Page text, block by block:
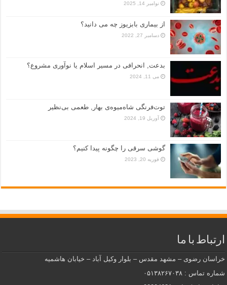
نوامبر 14, 2025
از بیماری بابزیوز چه می دانید؟
دسامبر 27, 2022
بدعت, انحرافی در مسیر اسلام یا نوآوری مشروع؟
می 11, 2024
توت‌فرنگی شاه‌میوه‌ی بهار, طعمی بی‌نظیر
آوریل 19, 2024
گوشی سرقی را چگونه پیدا کنیم؟
فوریه 20, 2023
ارتباط با ما
خراسان رضوی – مشهد مقدس – بلوار وکیل آباد – خیابان هاشمیه
شماره تماس : ۰۵۱۳۸۲۶۷۰۳۸